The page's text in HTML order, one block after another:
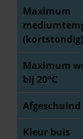
Maximum
(kortstondig)
Maximum
bij 20°C
Afgeschuind
Kleur buis